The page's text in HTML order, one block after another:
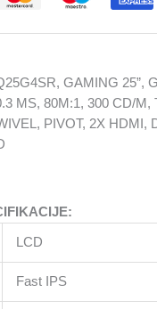
GAMING 25”,
MS, 80M:1, 300 CD/M,
PIVOT, 2X HDMI,
LCD
Fast IPS